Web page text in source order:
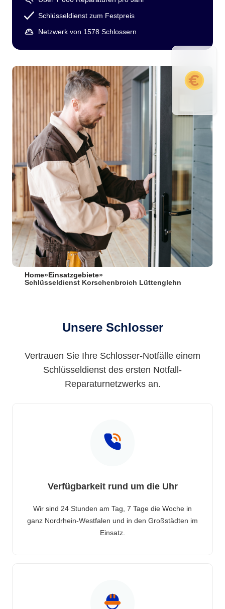
Schlüsseldienst zum Festpreis
Netzwerk von 1578 Schlossern
Home» Einsatzgebiete»
Schlüsseldienst Korschenbroich Lüttenglehn
Unsere Schlosser
Vertrauen Sie Ihre Schlosser-Notfälle einem
Schlüsseldienst des ersten Notfall-
Reparaturnetzwerks an.
Verfügbarkeit rund um die Uhr
Wir sind 24 Stunden am Tag, 7 Tage die Woche in
ganz Nordrhein-Westfalen und in den Großstädten im
Einsatz.